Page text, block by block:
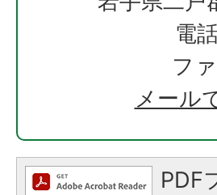
電
フ
メール
PDF